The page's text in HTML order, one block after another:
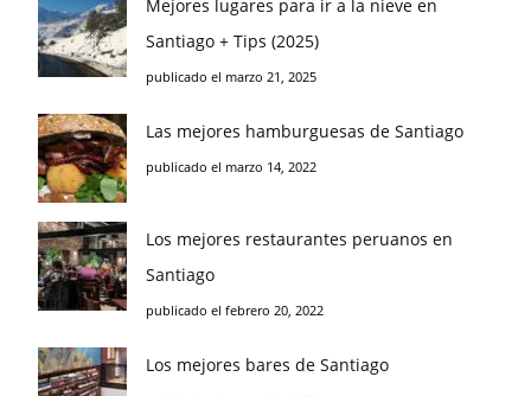
Mejores lugares para ir a la nieve en
Santiago + Tips (2025)
publicado el marzo 21, 2025
Las mejores hamburguesas de Santiago
publicado el marzo 14, 2022
Los mejores restaurantes peruanos en
Santiago
publicado el febrero 20, 2022
Los mejores bares de Santiago